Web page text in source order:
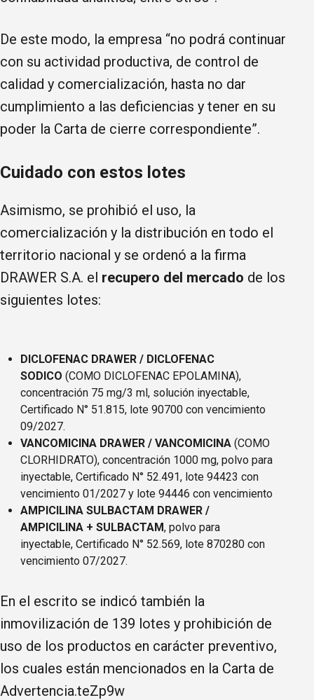
De este modo, la empresa “no podrá continuar
con su actividad productiva, de control de
calidad y comercialización, hasta no dar
cumplimiento a las deficiencias y tener en su
poder la Carta de cierre correspondiente”.
Cuidado con estos lotes
Asimismo, se prohibió el uso, la
comercialización y la distribución en todo el
territorio nacional y se ordenó a la firma
DRAWER S.A. el recupero del mercado de los
siguientes lotes:
DICLOFENAC DRAWER / DICLOFENAC
SODICO (COMO DICLOFENAC EPOLAMINA),
concentración 75 mg/3 ml, solución inyectable,
Certificado N° 51.815, lote 90700 con vencimiento
09/2027.
VANCOMICINA DRAWER / VANCOMICINA(COMO
CLORHIDRATO), concentración 1000 mg, polvo para
inyectable, Certificado N° 52.491, lote 94423 con
vencimiento 01/2027 y lote 94446 con vencimiento
AMPICILINA SULBACTAM DRAWER /
AMPICILINA + SULBACTAM, polvo para
inyectable, Certificado N° 52.569, lote 870280 con
vencimiento 07/2027.
En el escrito se indicó también la
inmovilización de 139 lotes y prohibición de
uso de los productos en carácter preventivo,
los cuales están mencionados en la Carta de
Advertencia.teZp9w